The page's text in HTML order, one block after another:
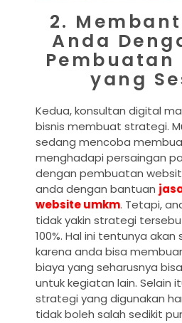
2.
Anda
yang
Kedua, konsultan digital
bisnis membuat strategi.
sedang mencoba
menghadapi persaingan
dengan pembuatan
anda dengan bantuan
website umkm. Tetapi,
tidak yakin strategi
100%. Hal ini tentunya
karena anda bisa
biaya yang seharusnya
untuk kegiatan lain. Selain
strategi yang digunakan
tidak boleh salah sedikit